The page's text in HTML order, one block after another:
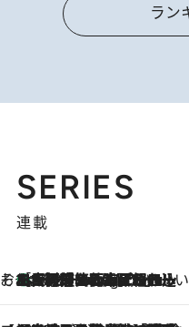
ラン
SERIES
連載
そおだよおこの関西おいしい、おやつ紀行
10 Hours Ago
［大阪府箕面市］一皿一皿目の前で仕上げられる、料理を巧みに組み込んだアシェットデセールコース「ミチル アシェット デセール（Michiru assiette dessert）」